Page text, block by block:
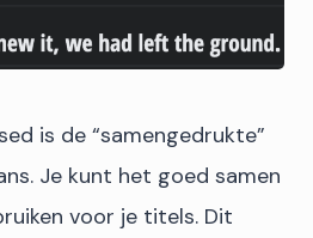
is de “samengedrukte”
Je kunt het goed samen
voor je titels. Dit